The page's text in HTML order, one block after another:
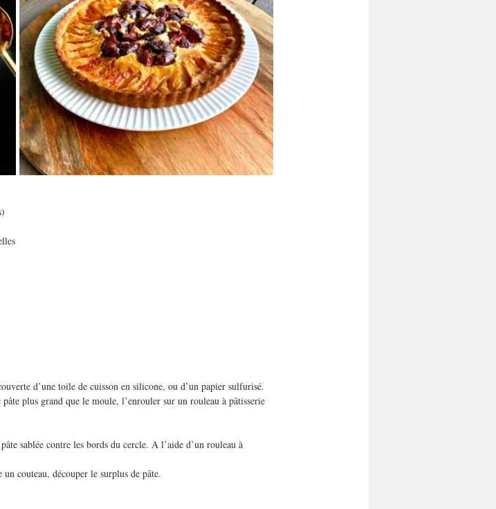
d’une toile de cuisson en silicone, ou d’un papier sulfurisé.
plus grand que le moule, l’enrouler sur un rouleau à pâtisserie
sablée contre les bords du cercle. A l’aide d’un rouleau à
couteau, découper le surplus de pâte.